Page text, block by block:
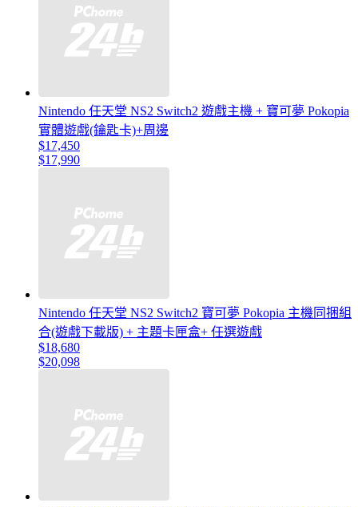
Nintendo 任天堂 NS2 Switch2 遊戲主機 + 寶可夢 Pokopia
實體遊戲(鑰匙卡)+周邊
$17,450
$17,990
Nintendo 任天堂 NS2 Switch2 寶可夢 Pokopia 主機同捆組
合(遊戲下載版) + 主題卡匣盒+ 任選遊戲
$18,680
$20,098